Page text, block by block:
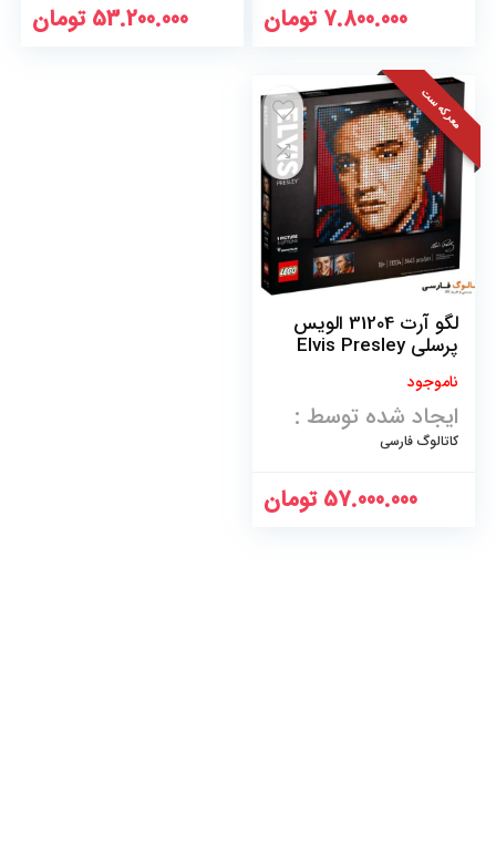
7.800.000 تومان 53.200.000 تومان
معرکه ست
لگو آرت 31204 الویس
پرسلی Elvis Presley
ناموجود
ایجاد شده توسط :
کاتالوگ فارسی
57.000.000 تومان